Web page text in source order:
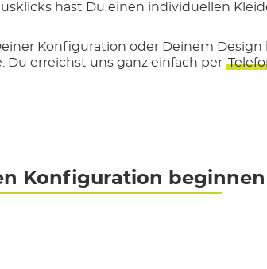
hast Du einen individuellen
Konfiguration oder Deinem
Du erreichst uns ganz einfach per
Konfiguration beginnen